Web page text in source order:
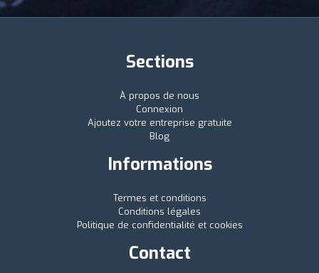
Sections
À propos de nous
Connexion
Ajoutez votre entreprise gratuite
Blog
Informations
Termes et conditions
Conditions légales
Politique de confidentialité et cookies
Contact